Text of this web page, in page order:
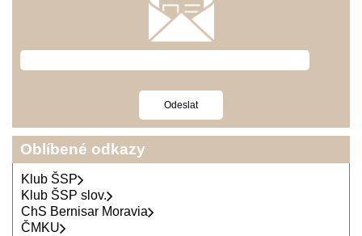
Oblíbené odkazy
Klub ŠSP
Klub ŠSP slov.
ChS Bernisar Moravia
ČMKU